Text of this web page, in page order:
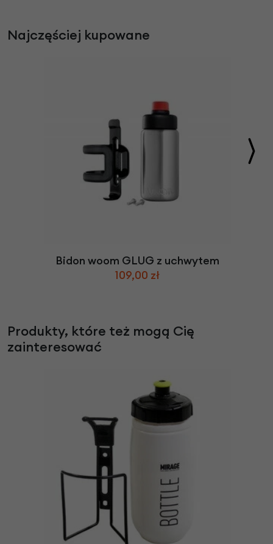
Najczęściej kupowane
Bidon woom GLUG z uchwytem
109,00 zł
Produkty, które też mogą Cię
zainteresować